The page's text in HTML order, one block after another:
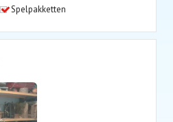
Spelpakketten